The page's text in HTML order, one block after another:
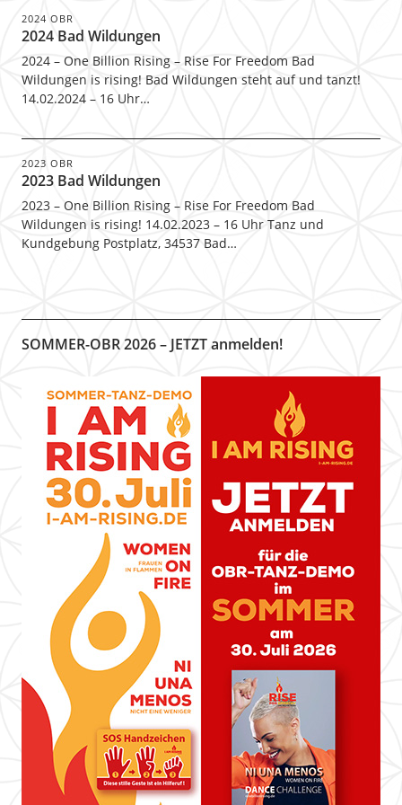
2024 OBR
2024 Bad Wildungen
2024 – One Billion Rising – Rise For Freedom Bad
Wildungen is rising! Bad Wildungen steht auf und tanzt!
14.02.2024 – 16 Uhr…
2023 OBR
2023 Bad Wildungen
2023 – One Billion Rising – Rise For Freedom Bad
Wildungen is rising! 14.02.2023 – 16 Uhr Tanz und
Kundgebung Postplatz, 34537 Bad…
SOMMER-OBR 2026 – JETZT anmelden!